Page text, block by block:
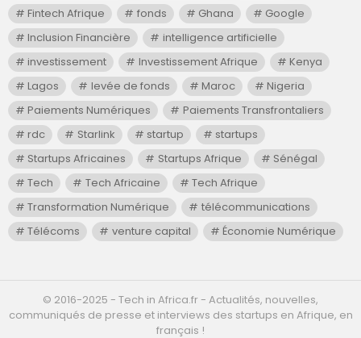
Fintech Afrique
fonds Ghana
Google
Inclusion Financière
intelligence artificielle
investissement
Investissement Afrique
Kenya
Lagos
levée de fonds Maroc
Nigeria
Paiements Numériques
Paiements Transfrontaliers
rdc
Starlink startup
startups
Startups Africaines
Startups Afrique
Sénégal
Tech
Tech Africaine
Tech Afrique
Transformation Numérique
télécommunications
Télécoms
venture capital Économie Numérique
©️ 2016-2025 - Tech in Africa.fr - Actualités, nouvelles,
communiqués de presse et interviews des startups en Afrique, en
français !